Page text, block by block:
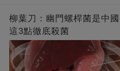
柳葉刀：幽門螺桿菌是中
這3點徹底殺菌